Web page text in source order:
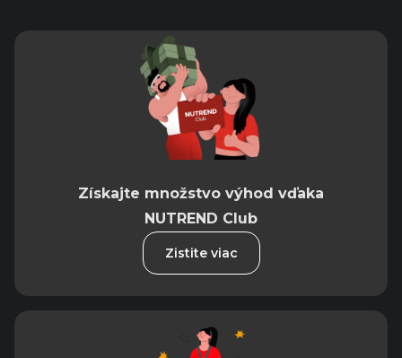
Získajte množstvo výhod vďaka
NUTREND Club
Zistite viac